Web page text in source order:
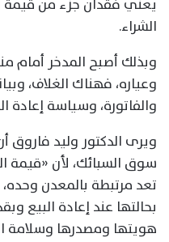
يعني فقدان جزء من قيمة
الشراء.
وبذلك أصبح المدخر أمام
وعياره، فهناك الغلاف،
والفاتورة، وسياسة إعادة
ويرى الدكتور وليد
سوق السبائك، لأن «قيمة
تعد مرتبطة بالمعدن
بحالتها عند إعادة البيع
هويتها ومصدرها وسلامة